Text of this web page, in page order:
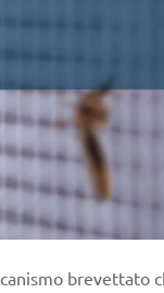
brevettato